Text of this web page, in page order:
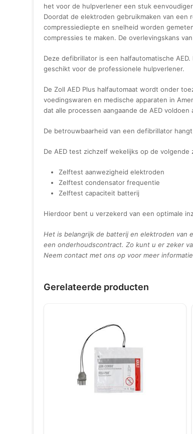
het voor de hulpverlener een stuk
Doordat de elektroden gebruikmaken van
compressiediepte en snelheid worden
compressies te maken. De overlevingskans
Deze defibrillator is een halfautomatische
geschikt voor de professionele hulpverlener.
De Zoll AED Plus halfautomaat wordt onder
voedingswaren en medische apparaten in
dat alle processen aangaande de AED
De betrouwbaarheid van een defibrillator
De AED test zichzelf wekelijks op de volgende
Zelftest aanwezigheid elektroden
Zelftest condensator frequentie
Zelftest capaciteit batterij
Hierdoor bent u verzekerd van een optimale
Het is belangrijk de batterij en elektroden van
een onderhoudscontract. Zo kunt u er zeker
Neem contact met ons op voor meer
Gerelateerde producten